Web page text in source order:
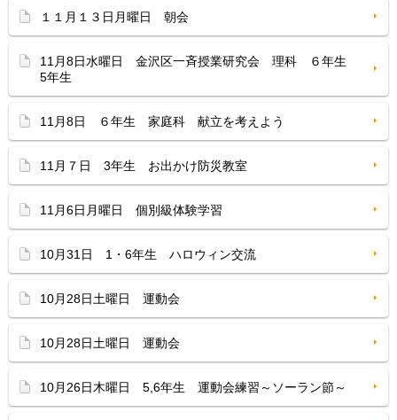
１１月１３日月曜日 朝会
11月8日水曜日 金沢区一斉授業研究会 理科 ６年生
5年生
11月8日 ６年生 家庭科 献立を考えよう
11月７日 3年生 お出かけ防災教室
11月6日月曜日 個別級体験学習
10月31日 1・6年生 ハロウィン交流
10月28日土曜日 運動会
10月28日土曜日 運動会
10月26日木曜日 5,6年生 運動会練習～ソーラン節～